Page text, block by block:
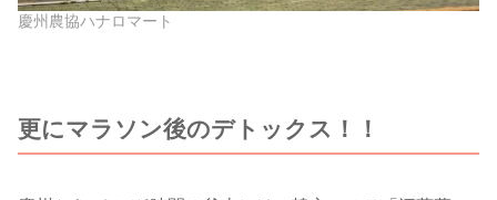
慶州農協ハナロマート
更にマラソン後のデトックス！！